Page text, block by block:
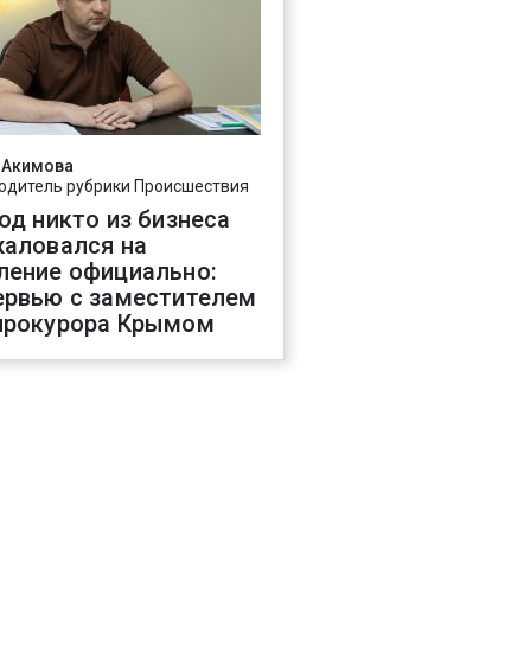
рубрики Происшествия
никто из бизнеса
на
официально:
с заместителем
Крымом